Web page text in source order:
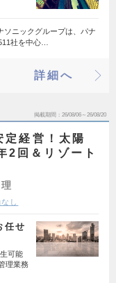
ソニックグループは、パナ
社を中心…
詳細へ
掲載期間 26/08/06～26/08/20
定経営！太陽
2回＆リゾート
し
任せ
可能
理業務